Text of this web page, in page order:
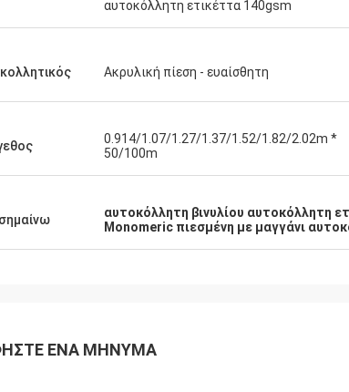
αυτοκόλλητη ετικέττα 140gsm
Ακρυλική πίεση - ευαίσθητη
0.914/1.07/1.27/1.37/1.52/1.82/2.02m *
50/100m
αυτοκόλλητη βινυλίου αυτοκόλλητη
Monomeric πιεσμένη με μαγγάνι
ΈΝΑ ΜΉΝΥΜΑ